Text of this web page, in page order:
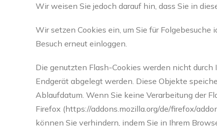
Wir weisen Sie jedoch darauf hin, dass Sie in
Wir setzen Cookies ein, um Sie für
Besuch erneut einloggen.
Die genutzten Flash-Cookies werden nicht
Endgerät abgelegt werden. Diese Objekte
Ablaufdatum. Wenn Sie keine Verarbeitung der
Firefox (https://addons.mozilla.org/de/firefox/
können Sie verhindern, indem Sie in Ihrem